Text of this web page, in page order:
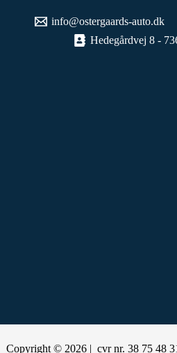
info@ostergaards-auto.dk
Hedegårdvej 8 -
Copyright © 2026 | cvr nr. 38 75 48